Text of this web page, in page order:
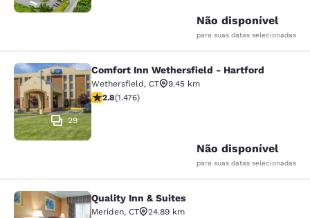
Não disponível
para suas datas selecionadas
Comfort Inn Wethersfield - Hartford
29
Comfort Inn Wethersfield - Hartford
Wethersfield, CT
9.45 km
classificação 2.82 estrelas. Razoável. 1476 avaliações
2.8(1.476)
Não disponível
para suas datas selecionadas
Quality Inn & Suites
Quality Inn & Suites
Meriden, CT
24.89 km